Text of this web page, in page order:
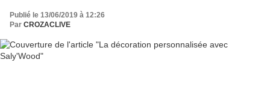
Publié le 13/06/2019 à 12:26
Par CROZACLIVE